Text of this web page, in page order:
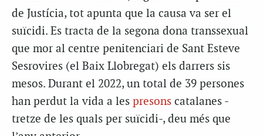
de Justícia, tot apunta que la causa va ser el
suïcidi. Es tracta de la segona dona transsexual
que mor al centre penitenciari de Sant Esteve
Sesrovires (el Baix Llobregat) els darrers sis
mesos. Durant el 2022, un total de 39 persones
han perdut la vida a les presons catalanes -
tretze de les quals per suïcidi-, deu més que